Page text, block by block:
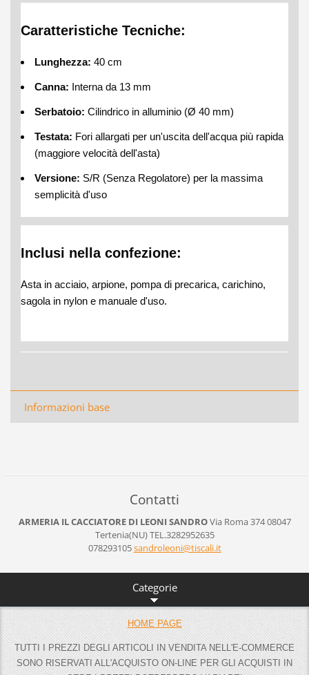
Caratteristiche Tecniche:
Lunghezza: 40 cm
Canna: Interna da 13 mm
Serbatoio: Cilindrico in alluminio (Ø 40 mm)
Testata: Fori allargati per un'uscita dell'acqua più rapida
(maggiore velocità dell'asta)
Versione: S/R (Senza Regolatore) per la massima
semplicità d'uso
Inclusi nella confezione:
Asta in acciaio, arpione, pompa di precarica, carichino,
sagola in nylon e manuale d'uso.
Informazioni base
Contatti
ARMERIA IL CACCIATORE DI LEONI SANDROVia Roma 37408047
Tertenia(NU)TEL.3282952635
078293105sandroleoni@tiscali.it
Categorie
HOME PAGE
TUTTI I PREZZI DEGLI ARTICOLI IN VENDITA NELL'E-COMMERCE
SONO RISERVATI ALL'ACQUISTO ON-LINE PER GLI ACQUISTI IN